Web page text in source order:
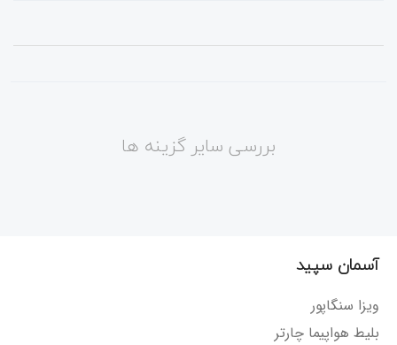
بررسی سایر گزینه ها
آسمان سپید
ویزا سنگاپور
بلیط هواپیما چارتر